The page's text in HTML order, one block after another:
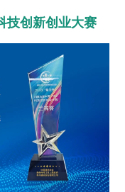
技创新创业大赛